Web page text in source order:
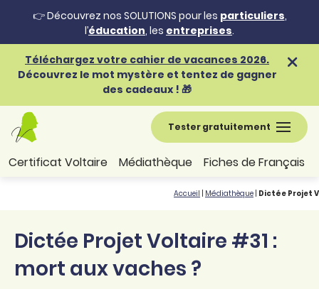
👉 Découvrez nos SOLUTIONS pour les particuliers,
l’éducation, les entreprises.
Téléchargez votre cahier de vacances 2026.
Découvrez le mot mystère et tentez de gagner
des cadeaux ! 🎁
Tester gratuitement
Certificat Voltaire Médiathèque Fiches de Français
Accueil Médiathèque Dictée Projet
Dictée Projet Voltaire #31 :
mort aux vaches ?